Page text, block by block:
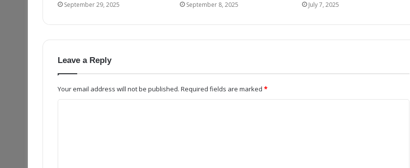
September 29, 2025 September 8, 2025 July 7, 2025
Leave a Reply
Your email address will not be published. Required fields are marked *